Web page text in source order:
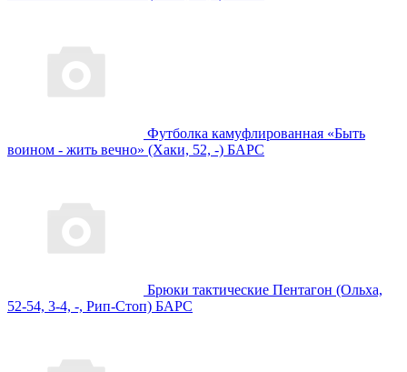
Футболка камуфлированная «Быть
воином - жить вечно» (Хаки, 52, -) БАРС
Брюки тактические Пентагон (Ольха,
52-54, 3-4, -, Рип-Стоп) БАРС